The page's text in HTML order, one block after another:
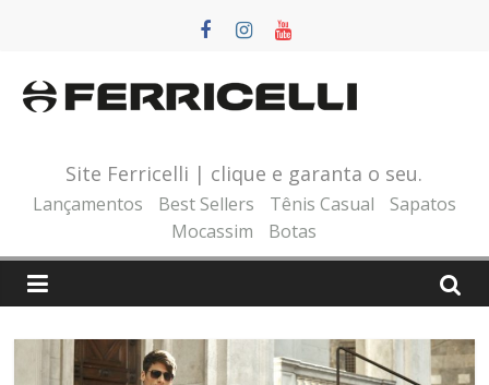
conteúdo
Site Ferricelli | clique e garanta o seu.
Lançamentos Best Sellers Tênis Casual
Sapatos
Mocassim
Botas